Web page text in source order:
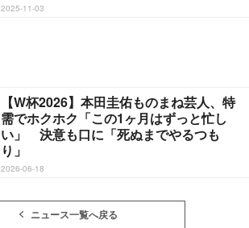
2025-11-03
【W杯2026】本田圭佑ものまね芸人、特
需でホクホク「この1ヶ月はずっと忙し
い」 決意も口に「死ぬまでやるつも
り」
2026-06-18
ニュース一覧へ戻る